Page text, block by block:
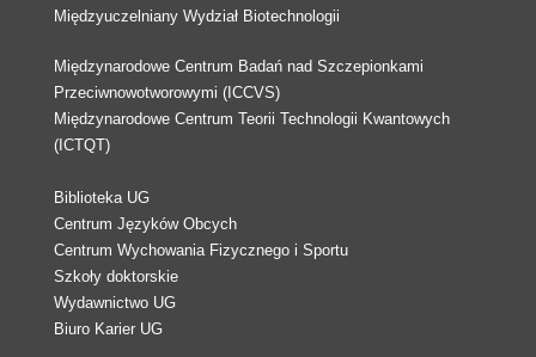
Międzyuczelniany Wydział Biotechnologii
Międzynarodowe Centrum Badań nad Szczepionkami
Przeciwnowotworowymi (ICCVS)
Międzynarodowe Centrum Teorii Technologii Kwantowych
(ICTQT)
Biblioteka UG
Centrum Języków Obcych
Centrum Wychowania Fizycznego i Sportu
Szkoły doktorskie
Wydawnictwo UG
Biuro Karier UG